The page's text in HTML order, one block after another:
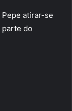
Pepe atirar-se
parte do